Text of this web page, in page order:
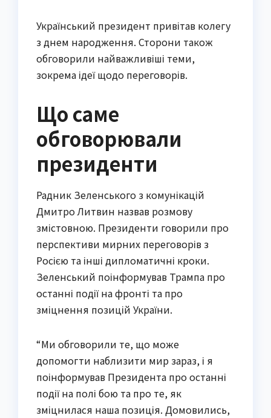
Український президент привітав колегу
з днем народження. Сторони також
обговорили найважливіші теми,
зокрема ідеї щодо переговорів.
Що саме
обговорювали
президенти
Радник Зеленського з комунікацій
Дмитро Литвин назвав розмову
змістовною. Президенти говорили про
перспективи мирних переговорів з
Росією та інші дипломатичні кроки.
Зеленський поінформував Трампа про
останні події на фронті та про
зміцнення позицій України.
“Ми обговорили те, що може
допомогти наблизити мир зараз, і я
поінформував Президента про останні
події на полі бою та про те, як
зміцнилася наша позиція. Домовились,